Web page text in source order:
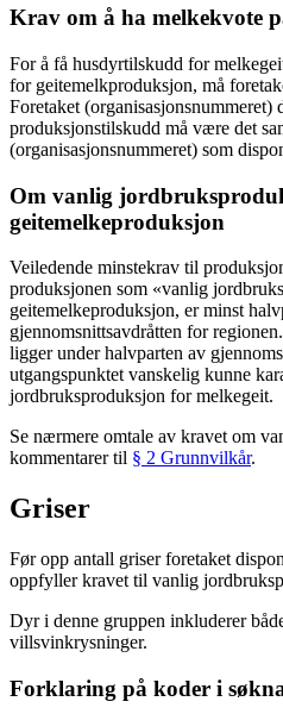
Krav om å ha melkekvote
For å få husdyrtilskudd for
for geitemelkproduksjon, må
Foretaket (organisasjonsnummeret)
produksjonstilskudd må være det
(organisasjonsnummeret) som
Om vanlig
geitemelkeproduksjon
Veiledende minstekrav til
produksjonen som «vanlig
geitemelkeproduksjon, er minst
gjennomsnittsavdråtten for
ligger under halvparten av
utgangspunktet vanskelig kunne
jordbruksproduksjon for melkegeit.
Se nærmere omtale av kravet om
kommentarer til § 2 Grunnvilkår.
Griser
Før opp antall griser foretaket
oppfyller kravet til vanlig
Dyr i denne gruppen inkluderer
villsvinkrysninger.
Forklaring på koder i